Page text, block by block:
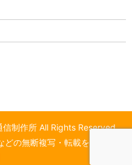
制作所 All Rights Reserved.
どの無断複写・転載を禁じま